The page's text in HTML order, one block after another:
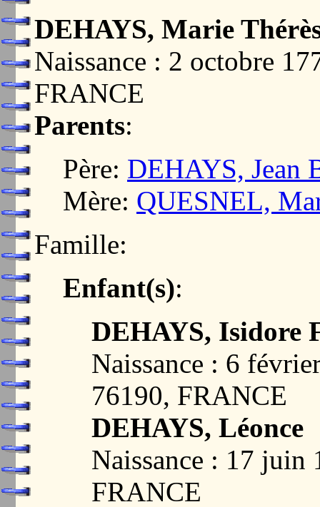
DEHAYS, Marie
Naissance : 2 octobre
FRANCE
Parents:
Père: DEHAYS, Jean
Mère: QUESNEL,
Famille:
Enfant(s):
DEHAYS, Isidore
Naissance : 6
76190, FRANCE
DEHAYS, Léonce
Naissance : 17 juin
FRANCE